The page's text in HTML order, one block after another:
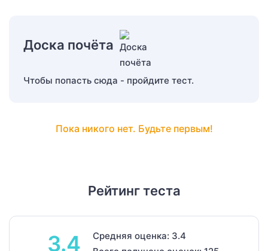
Доска почёта
Чтобы попасть сюда - пройдите тест.
Пока никого нет. Будьте первым!
Рейтинг теста
3.4
Средняя оценка: 3.4